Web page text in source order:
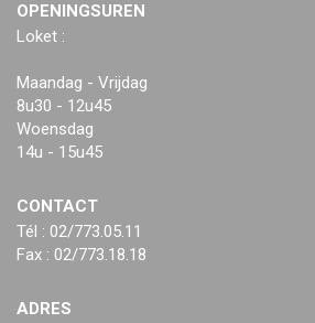
OPENINGSUREN
Loket :
Maandag - Vrijdag
8u30 - 12u45
Woensdag
14u - 15u45
CONTACT
Tél : 02/773.05.11
Fax : 02/773.18.18
ADRES